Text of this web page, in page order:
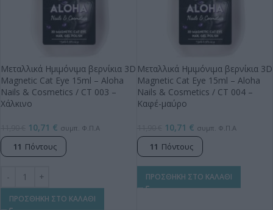
Μεταλλικά Ημιμόνιμα βερνίκια 3D
Magnetic Cat Eye 15ml – Aloha
Nails & Cosmetics / CT 003 –
Χάλκινο
10,71 € συμπ. Φ.Π.Α
11 Πόντους
ΠΡΟΣΘΗΚΗ ΣΤΟ ΚΑΛΑΘΙ
Μεταλλικά Ημιμόνιμα βερνίκια 3D
Magnetic Cat Eye 15ml – Aloha
Nails & Cosmetics / CT 004 –
Καφέ-μαύρο
10,71 € συμπ. Φ.Π.Α
11 Πόντους
ΠΡΟΣΘΗΚΗ ΣΤΟ ΚΑΛΑΘΙ